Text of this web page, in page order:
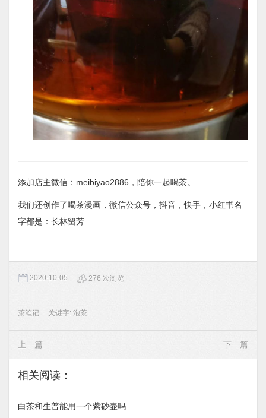
添加店主微信：meibiyao2886，陪你一起喝茶。
我们还创作了喝茶漫画，微信公众号，抖音，快手，小红书名
字都是：长林留芳
2020-10-05 276 次浏览
茶笔记 关键字: 泡茶
上一篇 下一篇
相关阅读：
白茶和生普能用一个紫砂壶吗